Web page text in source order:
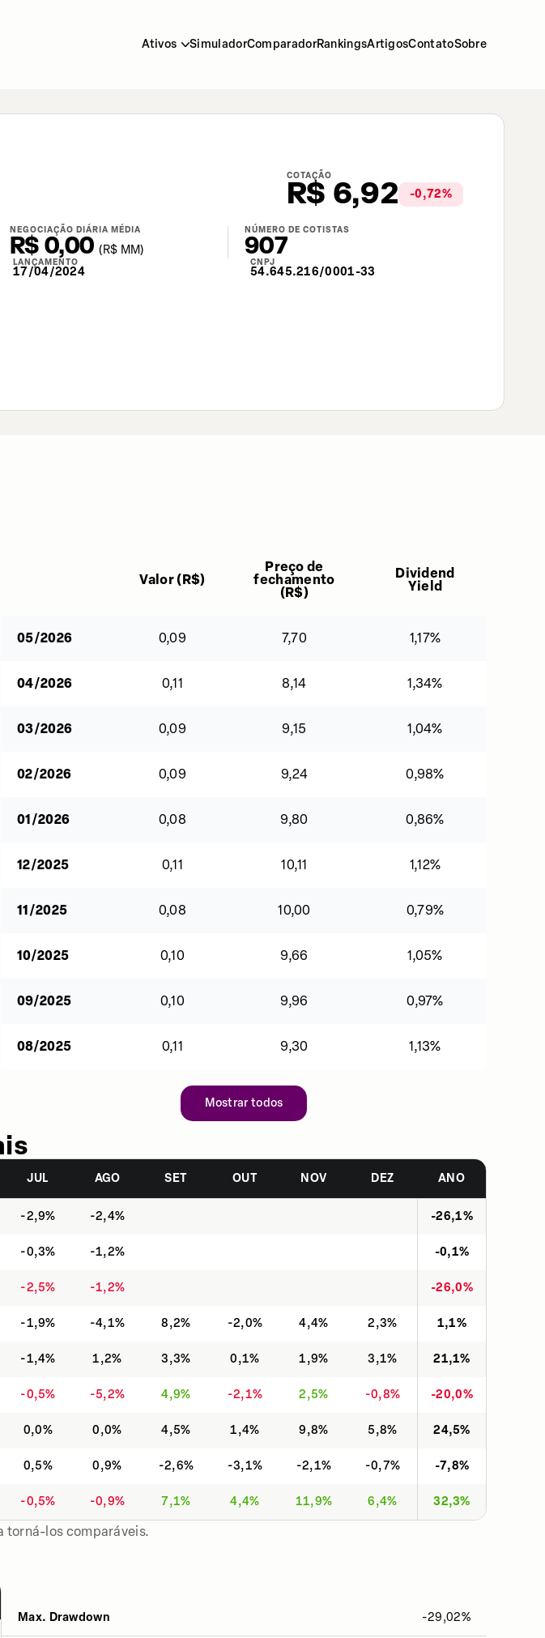
Ativos SimuladorComparadorRankingsArtigosContatoSobre
COTAÇÃO
R$ 6,92 -0,72%
NEGOCIAÇÃO DIÁRIA MÉDIA
R$ 0,00 (R$ MM)
NÚMERO DE COTISTAS
907
LANÇAMENTO
17/04/2024
CNPJ
54.645.216/0001-33
Valor (R$)
Preço de
fechamento
(R$)
Dividend
Yield
05/2026 0,09 7,70 1,17%
04/2026 0,11 8,14 1,34%
03/2026 0,09 9,15 1,04%
02/2026 0,09 9,24 0,98%
01/2026 0,08 9,80 0,86%
12/2025 0,11 10,11 1,12%
11/2025 0,08 10,00 0,79%
10/2025 0,10 9,66 1,05%
09/2025 0,10 9,96 0,97%
08/2025 0,11 9,30 1,13%
Mostrar todos
JUL AGO SET OUT NOV DEZ ANO
-2,9% -2,4% -26,1%
-0,3% -1,2% -0,1%
-2,5% -1,2% -26,0%
-1,9% -4,1% 8,2% -2,0% 4,4% 2,3% 1,1%
-1,4% 1,2% 3,3% 0,1% 1,9% 3,1% 21,1%
-0,5% -5,2% 4,9% -2,1% 2,5% -0,8% -20,0%
0,0% 0,0% 4,5% 1,4% 9,8% 5,8% 24,5%
0,5% 0,9% -2,6% -3,1% -2,1% -0,7% -7,8%
-0,5% -0,9% 7,1% 4,4% 11,9% 6,4% 32,3%
torná-los comparáveis.
Max. Drawdown -29,02%